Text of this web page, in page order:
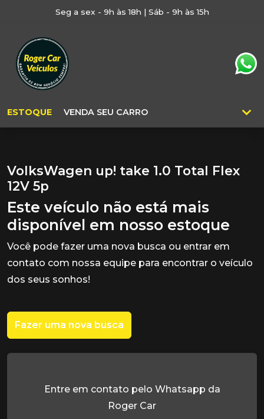
Seg a sex - 9h às 18h | Sáb - 9h às 15h
ESTOQUE VENDA SEU CARRO
VolksWagen up! take 1.0 Total Flex
12V 5p
Este veículo não está mais
disponível em nosso estoque
Você pode fazer uma nova busca ou entrar em
contato com nossa equipe para encontrar o veículo
dos seus sonhos!
Fazer uma nova busca
Entre em contato pelo Whatsapp da
Roger Car